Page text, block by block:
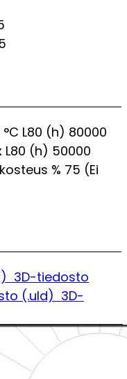
L80 (h) 80000
L80 (h) 50000
% 75 (Ei
(.uld)